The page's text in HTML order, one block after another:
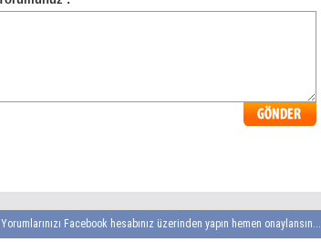
Yorumlarınızı Facebook hesabınız üzerinden yapın hemen onaylansın...